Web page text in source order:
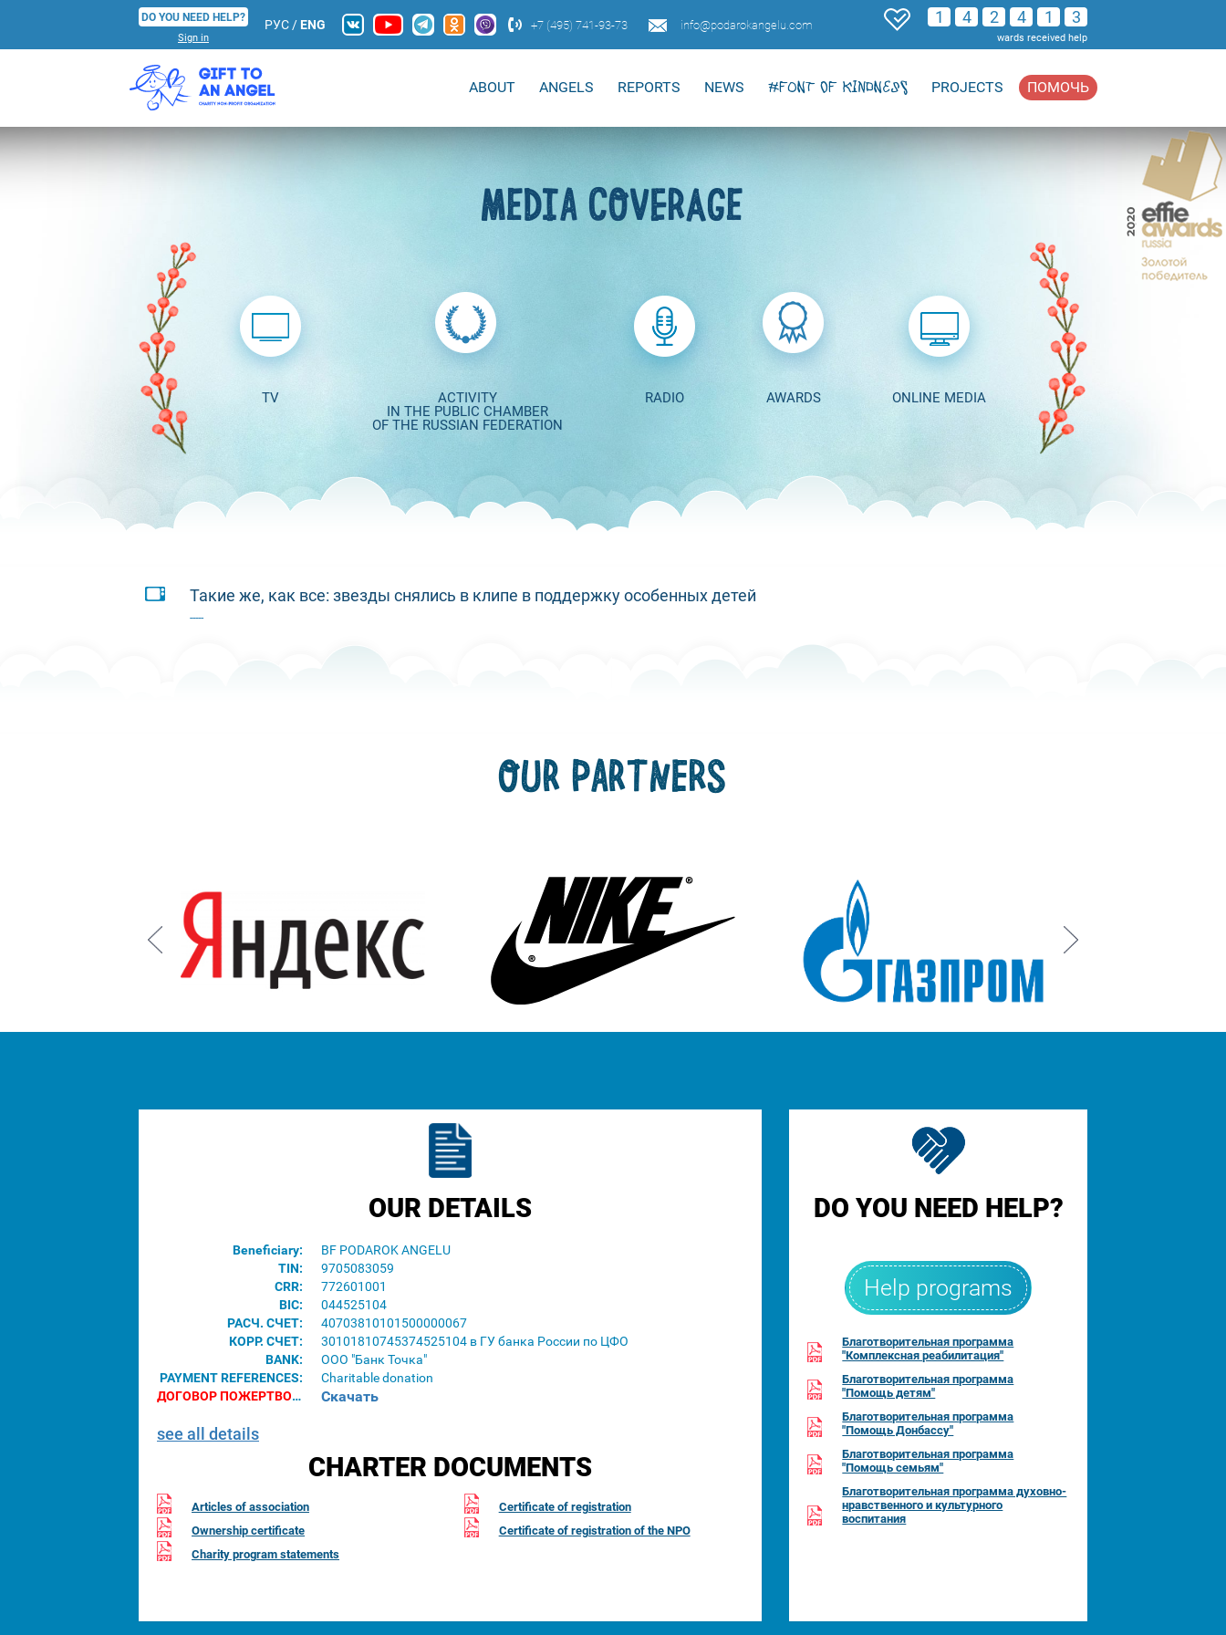
DO YOU NEED HELP?
Sign in
РУС / ENG +7 (495) 741-93-73 info@podarokangelu.com 1 4 2 4 1 3
wards received help
ABOUT ANGELS REPORTS NEWS #FONT OF KINDNESS PROJECTS ПОМОЧЬ
MEDIA COVERAGE
TV
ACTIVITY
IN THE PUBLIC CHAMBER
OF THE RUSSIAN FEDERATION
RADIO AWARDS ONLINE MEDIA
Такие же, как все: звезды снялись в клипе в поддержку особенных детей
-----
OUR PARTNERS
Prev Next
OUR DETAILS
Beneficiary:
BF PODAROK ANGELU
TIN:
9705083059
CRR:
772601001
BIC:
044525104
РАСЧ. СЧЕТ:
40703810101500000067
КОРР. СЧЕТ:
30101810745374525104 в ГУ банка России по ЦФО
BANK:
ООО "Банк Точка"
PAYMENT REFERENCES:
Charitable donation
ДОГОВОР ПОЖЕРТВОВАНИЯ ДЛЯ ЮРИДИЧЕСКИХ ЛИЦ:
Скачать
see all details
CHARTER DOCUMENTS
Articles of association
Ownership certificate
Certificate of registration
Certificate of registration of the NPO
Charity program statements
DO YOU NEED HELP?
Help programs
Благотворительная программа
"Комплексная реабилитация"
Благотворительная программа
"Помощь детям"
Благотворительная программа
"Помощь Донбассу"
Благотворительная программа
"Помощь семьям"
Благотворительная программа духовно-
нравственного и культурного
воспитания